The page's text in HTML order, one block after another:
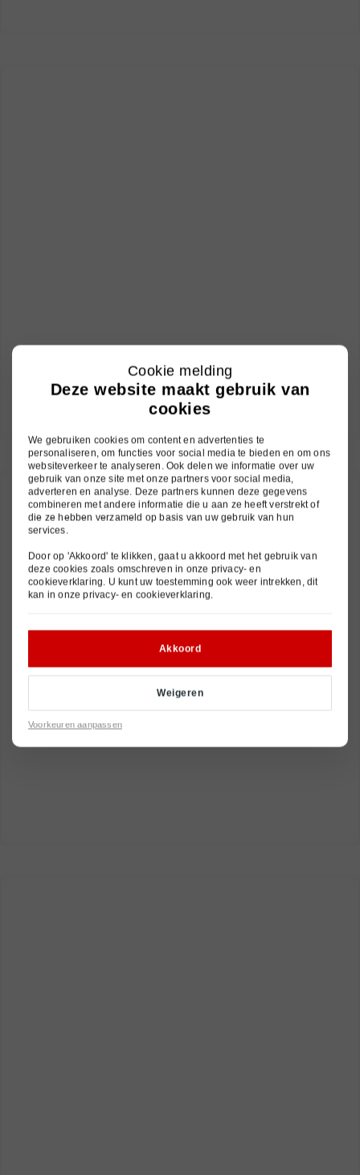
Cookie melding
Deze website maakt gebruik van
cookies
We gebruiken cookies om content en advertenties te
personaliseren, om functies voor social media te bieden en om ons
websiteverkeer te analyseren. Ook delen we informatie over uw
gebruik van onze site met onze partners voor social media,
adverteren en analyse. Deze partners kunnen deze gegevens
combineren met andere informatie die u aan ze heeft verstrekt of
die ze hebben verzameld op basis van uw gebruik van hun
services.
Door op 'Akkoord' te klikken, gaat u akkoord met het gebruik van
deze cookies zoals omschreven in onze privacy- en
cookieverklaring. U kunt uw toestemming ook weer intrekken, dit
kan in onzeprivacy- en cookieverklaring.
Akkoord
Weigeren
Voorkeuren aanpassen